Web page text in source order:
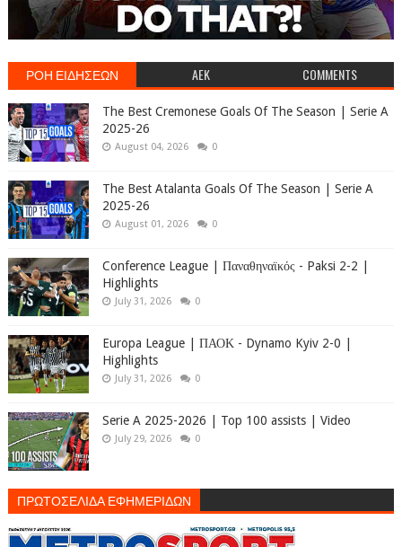
ΡΟΗ ΕΙΔΗΣΕΩΝ AEK COMMENTS
The Best Cremonese Goals Of The Season | Serie A
2025-26
August 04, 2026 0
The Best Atalanta Goals Of The Season | Serie A
2025-26
August 01, 2026 0
Conference League | Παναθηναϊκός - Paksi 2-2 |
Highlights
July 31, 2026 0
Europa League | ΠΑΟΚ - Dynamo Kyiv 2-0 |
Highlights
July 31, 2026 0
Serie A 2025-2026 | Top 100 assists | Video
July 29, 2026 0
ΠΡΩΤΟΣΕΛΙΔΑ ΕΦΗΜΕΡΙΔΩΝ